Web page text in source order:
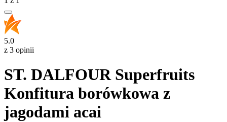
5.0
z 3 opinii
ST. DALFOUR Superfruits
Konfitura borówkowa z
jagodami acai